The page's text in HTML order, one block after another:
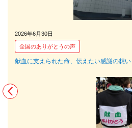
2026年6月30日
全国のありがとうの声
献血に支えられた命、伝えたい感謝の想い